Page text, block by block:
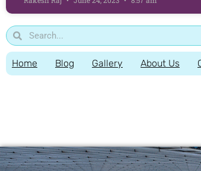
Home Blog Gallery About Us